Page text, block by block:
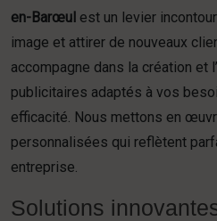
en-Barœul est un levier
image et attirer de nouveaux
accompagne dans la création et
publicitaires adaptés à vos
efficacité. Nous mettons en
personnalisées qui reflètent
entreprise.
Solutions